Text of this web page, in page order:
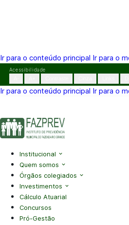
Ir para o conteúdo principal Ir para o
Pular
o
Acessibilidade
Ir para o conteúdo principal Ir para o
Institucional
Quem somos
Órgãos colegiados
Investimentos
Cálculo Atuarial
Concursos
Pró-Gestão